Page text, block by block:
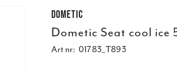
Dometic
Dometic Seat cool ice
Art nr: 01783_T893